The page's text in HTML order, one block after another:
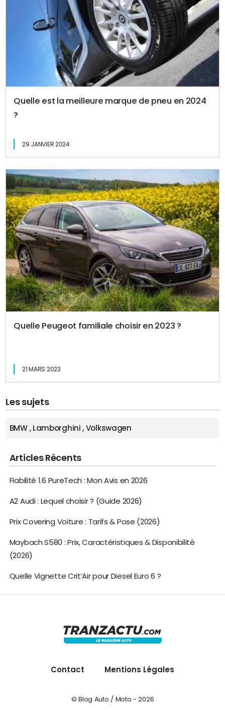
Quelle est la meilleure marque de pneu en 2024
?
29 JANVIER 2024
Quelle Peugeot familiale choisir en 2023 ?
21 MARS 2023
Les sujets
BMW,Lamborghini,Volkswagen
Articles Récents
Fiabilité 1.6 PureTech : Mon Avis en 2026
A2 Audi : Lequel choisir ? (Guide 2026)
Prix Covering Voiture : Tarifs & Pose (2026)
Maybach S580 : Prix, Caractéristiques & Disponibilité
(2026)
Quelle Vignette Crit’Air pour Diesel Euro 6 ?
Contact Mentions Légales
© Blog Auto / Moto - 2026